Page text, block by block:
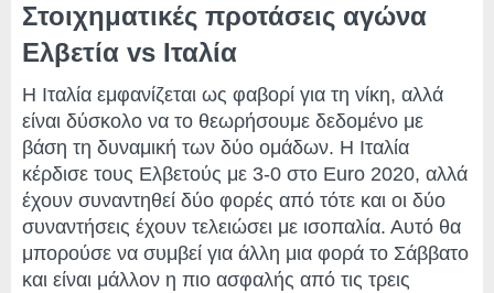
Στοιχηματικές προτάσεις αγώνα
Ελβετία vs Ιταλία
Η Ιταλία εμφανίζεται ως φαβορί για τη νίκη, αλλά
είναι δύσκολο να το θεωρήσουμε δεδομένο με
βάση τη δυναμική των δύο ομάδων. Η Ιταλία
κέρδισε τους Ελβετούς με 3-0 στο Euro 2020, αλλά
έχουν συναντηθεί δύο φορές από τότε και οι δύο
συναντήσεις έχουν τελειώσει με ισοπαλία. Αυτό θα
μπορούσε να συμβεί για άλλη μια φορά το Σάββατο
και είναι μάλλον η πιο ασφαλής από τις τρεις